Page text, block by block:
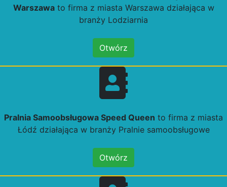
Warszawato firma z miasta Warszawa działająca w
branży Lodziarnia
Otwórz
Pralnia Samoobsługowa Speed Queen to firma z miasta
Łódź działająca w branży Pralnie samoobsługowe
Otwórz